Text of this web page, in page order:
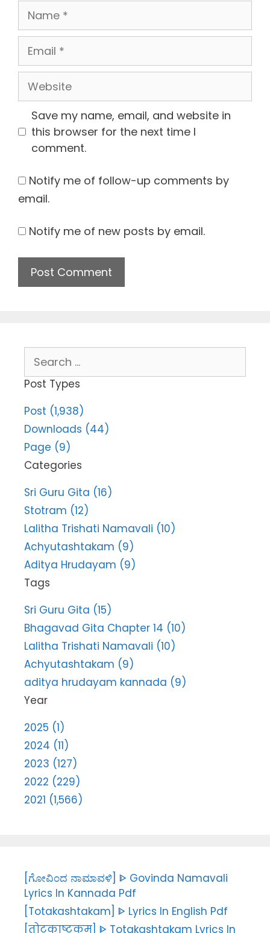
Name
Email
Website
Save my name, email, and website in
this browser for the next time I
comment.
Notify me of follow-up comments by
email.
Notify me of new posts by email.
for:
Post Types
Post (1,938)
Downloads (44)
Page (9)
Categories
Sri Guru Gita (16)
Stotram (12)
Lalitha Trishati Namavali (10)
Achyutashtakam (9)
Aditya Hrudayam (9)
Tags
Sri Guru Gita (15)
Bhagavad Gita Chapter 14 (10)
Lalitha Trishati Namavali (10)
Achyutashtakam (9)
aditya hrudayam kannada (9)
Year
2025 (1)
2024 (11)
2023 (127)
2022 (229)
2021 (1,566)
[ಗೋವಿಂದ ನಾಮಾವಳಿ] ᐈ Govinda Namavali
Lyrics In Kannada Pdf
[Totakashtakam] ᐈ Lyrics In English Pdf
[तोटकाष्टकम्] ᐈ Totakashtakam Lyrics In